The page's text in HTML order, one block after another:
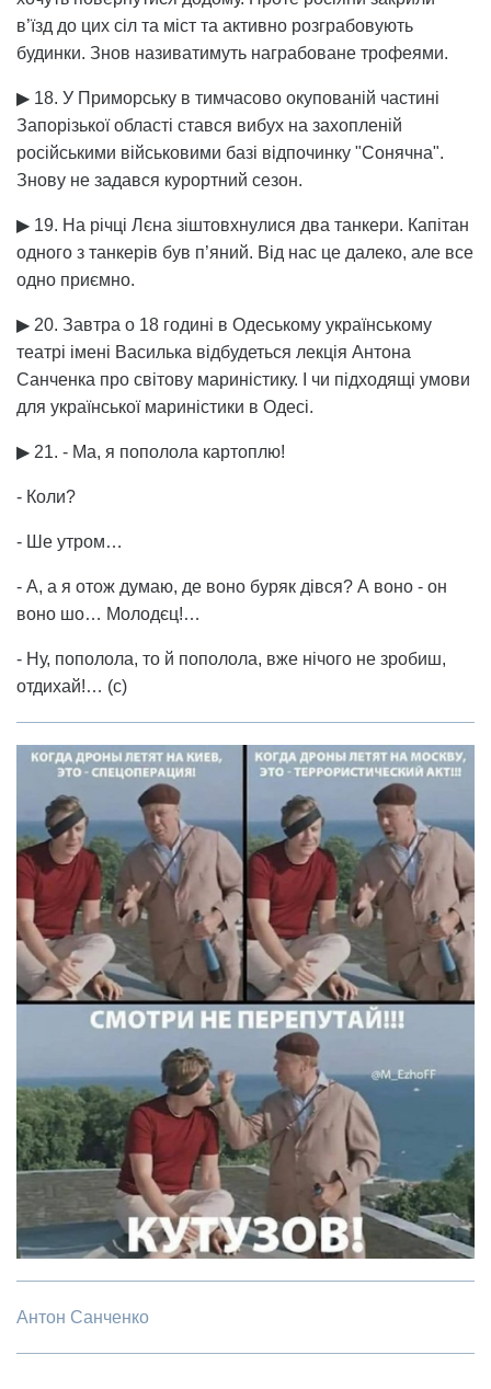
в’їзд до цих сіл та міст та активно розграбовують
будинки. Знов називатимуть награбоване трофеями.
▶ 18. У Приморську в тимчасово окупованій частині
Запорізької області стався вибух на захопленій
російськими військовими базі відпочинку "Сонячна".
Знову не задався курортний сезон.
▶ 19. На річці Лєна зіштовхнулися два танкери. Капітан
одного з танкерів був п’яний. Від нас це далеко, але все
одно приємно.
▶ 20. Завтра о 18 годині в Одеському українському
театрі імені Василька відбудеться лекція Антона
Санченка про світову мариністику. І чи підходящі умови
для української мариністики в Одесі.
▶ 21. - Ма, я пополола картоплю!
- Коли?
- Ше утром…
- А, а я отож думаю, де воно буряк дівся? А воно - он
воно шо… Молодєц!…
- Ну, пополола, то й пополола, вже нічого не зробиш,
отдихай!… (с)
Антон Санченко